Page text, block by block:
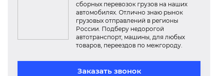
сборных перевозок грузов на наших
автомобилях. Отлично знаю рынок
грузовых отправлений в регионы
России. Подберу недорогой
автотранспорт, машины, для любых
товаров, переездов по межгороду.
Заказать звонок